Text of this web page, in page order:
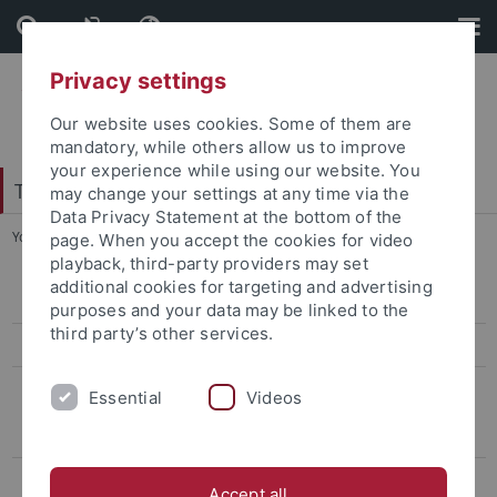
Skip
to
content
Skip
to
footer
Tübingen School of Education (TüSE)
You are here: Startseite ... Linie 1: Laufende Projekte
Linie 1: Laufende Projekte
DiA:Net - Digitale Medien im adaptiven Unterricht
MINT-ProNeD - Professionelle Netzwerke zur Förderung adaptiver,
prozessbezogener digitalgestützter Innovationen in der MINT-
Abgeschlossene Projekte
Privacy settings
Our website uses cookies. Some of them are
mandatory, while others allow us to improve
your experience while using our website. You
may change your settings at any time via the
Data Privacy Statement at the bottom of the
page. When you accept the cookies for video
playback, third-party providers may set
additional cookies for targeting and advertising
purposes and your data may be linked to the
third party’s other services.
Essential Videos